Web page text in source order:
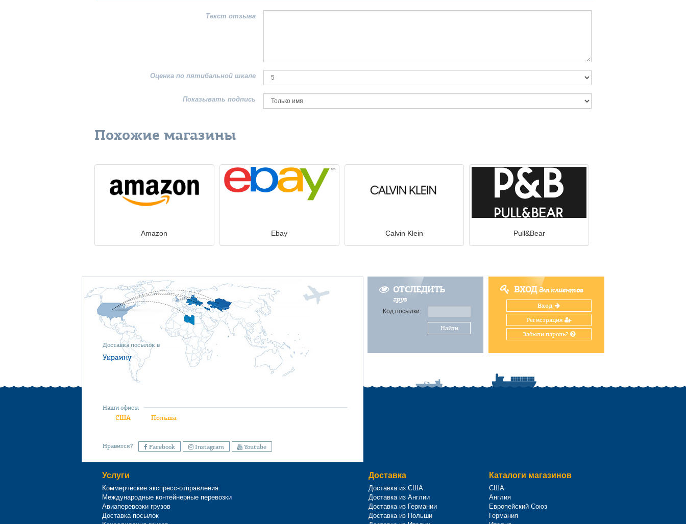
Текст отзыва
Оценка по пятибальной шкале
Показывать подпись
Похожие магазины
Amazon Ebay Calvin Klein Pull&Bear
ОТСЛЕДИТЬ
груз
Код посылки:
Найти
ВХОДдля клиентов
Вход
Регистрация
Забыли пароль?
Доставка посылок в
Украину
Наши офисы
США Польша
Нравится? Facebook Instagram Youtube
Услуги
Коммерческие экспресс-отправления
Международные контейнерные перевозки
Авиаперевозки грузов
Доставка посылок
Доставка
Доставка из США
Доставка из Англии
Доставка из Германии
Доставка из Польши
Каталоги магазинов
США
Англия
Европейский Союз
Германия